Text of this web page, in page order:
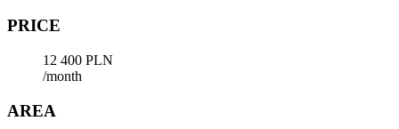
PRICE
12 400 PLN
/month
AREA